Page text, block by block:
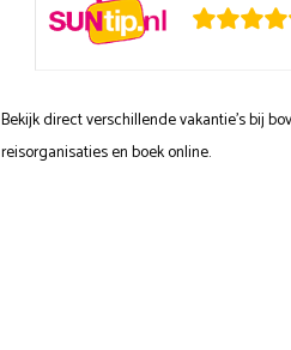
Bekijk direct verschillende vakantie's bij
reisorganisaties en boek online.